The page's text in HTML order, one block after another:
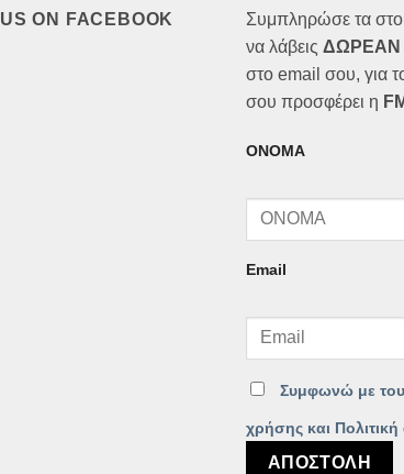
ON FACEBOOK
Συμπληρώσε τα
να λάβεις ΔΩΡΕΑΝ
στο email σου, για
σου προσφέρει η
ΟΝΟΜΑ
Email
Συμφωνώ με
χρήσης και